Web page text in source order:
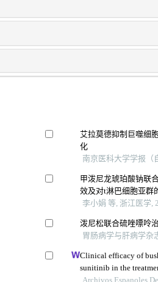
艾拉莫德抑制巨噬细
化
南京医科大学学报（
甲泼尼龙琥珀酸钠联
效及对t淋巴细胞亚群
李小娟 等, 浙江医学,
泼尼松联合硫唑嘌呤
胃肠病学与肝病学杂
Clinical efficacy of
sunitinib in the
carcinoma and its
Archivos Espanoles